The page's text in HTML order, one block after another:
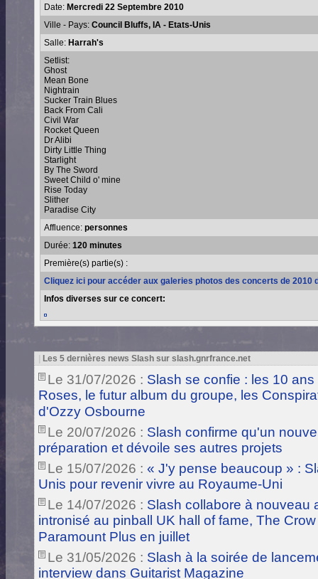
Date: Mercredi 22 Septembre 2010
Ville - Pays: Council Bluffs, IA - Etats-Unis
Salle: Harrah's
Setlist:
Ghost
Mean Bone
Nightrain
Sucker Train Blues
Back From Cali
Civil War
Rocket Queen
Dr Alibi
Dirty Little Thing
Starlight
By The Sword
Sweet Child o' mine
Rise Today
Slither
Paradise City
Affluence: personnes
Durée: 120 minutes
Première(s) partie(s) :
Cliquez ici pour accéder aux galeries photos des concerts de 2010
Infos diverses sur ce concert:
Les 5 dernières news Slash sur slash.gnrfrance.net
Le 31/07/2026 : Slash se confie : les 10
Roses, le futur album du groupe, les
d'Ozzy Osbourne
Le 20/07/2026 : Slash confirme qu'un
préparation et dévoile ses autres projets
Le 15/07/2026 : « J'y pense beaucoup » :
Unis pour revenir vivre au Royaume-Uni
Le 14/07/2026 : Slash collabore à nouveau
intronisé au pinball UK hall of fame, The
Paramount Plus en juillet
Le 31/05/2026 : Slash à la soirée de
interview dans Guitarist Magazine